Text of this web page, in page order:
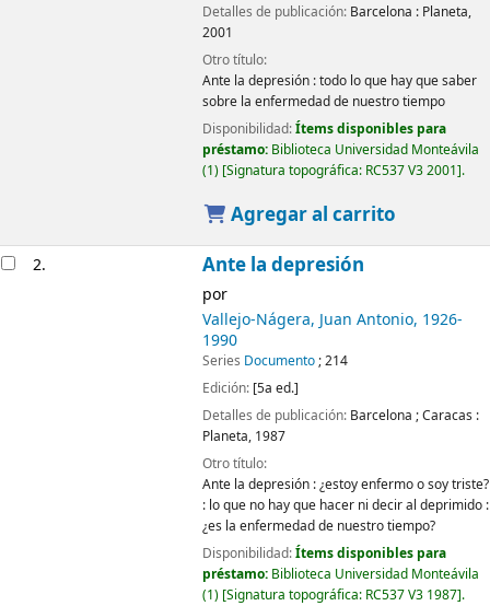
Detalles de publicación: Barcelona : Planeta,
2001
Otro título:
Ante la depresión : todo lo que hay que saber
sobre la enfermedad de nuestro tiempo
Disponibilidad:Ítems disponibles para
préstamo: Biblioteca Universidad Monteávila
(1) Signatura topográfica: RC537 V3 2001 .
Agregar al carrito
2. Ante la depresión
por
Vallejo-Nágera, Juan Antonio, 1926-
1990
Series Documento; 214
Edición: [5a ed.]
Detalles de publicación: Barcelona ; Caracas :
Planeta, 1987
Otro título:
Ante la depresión : ¿estoy enfermo o soy triste?
: lo que no hay que hacer ni decir al deprimido :
¿es la enfermedad de nuestro tiempo?
Disponibilidad:Ítems disponibles para
préstamo: Biblioteca Universidad Monteávila
(1) Signatura topográfica: RC537 V3 1987 .